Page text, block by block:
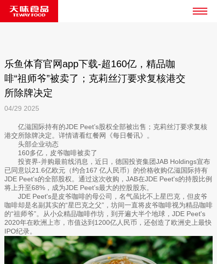
乐鱼体育官网app下载-超160亿，精品咖
啡“祖师爷”被卖了；克莉丝汀要求复核港交
所除牌决定
04/29 2025
亿滋国际持有的JDE Peet’s股权全部被出售；克莉丝汀要求复核
港交所除牌决定。详情请看红餐网《每日餐讯》。
头部企业动态
160多亿，皮爷咖啡被卖了
投资界-并购最前线消息，近日，德国投资集团JAB Holdings宣布
已同意以21.6亿欧元（约合167 亿人民币）的价格收购亿滋国际持有
JDE Peet’s的全部股权。通过这次收购，JAB在JDE Peet's的持股比例
将上升至68%，成为JDE Peet’s最大的控股股东。
JDE Peet's是皮爷咖啡的母公司，名气虽比不上星巴克，但皮爷
咖啡却是名副其实的“星巴克之父”，坊间一直将皮爷咖啡视为精品咖啡
的“祖师爷”。从小众精品咖啡作坊，到开遍大半个地球，JDE Peet's
2020年在欧洲上市，市值达到1200亿人民币，还创造了欧洲史上最快
IPO纪录。